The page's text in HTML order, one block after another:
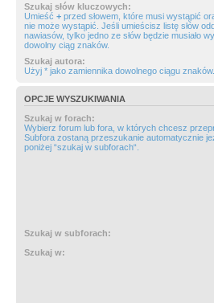
Szukaj słów kluczowych:
Umieść + przed słowem, które musi wystąpić
nie może wystąpić. Jeśli umieścisz listę słów
nawiasów, tylko jedno ze słów będzie musiało
dowolny ciąg znaków.
Szukaj autora:
Użyj * jako zamiennika dowolnego ciągu znaków.
OPCJE WYSZUKIWANIA
Szukaj w forach:
Wybierz forum lub fora, w których chcesz
Subfora zostaną przeszukanie automatycznie
poniżej “szukaj w subforach“.
Szukaj w subforach:
Szukaj w: